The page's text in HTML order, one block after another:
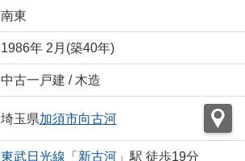
南東
1986年 2月(築40年)
中古一戸建 / 木造
埼玉県加須市向古河
東武日光線 「 新古河」駅 徒歩19分